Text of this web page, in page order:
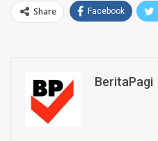
Share Facebook
BeritaPagi